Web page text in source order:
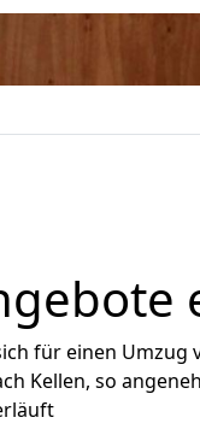
für einen Umzug
Kellen, so